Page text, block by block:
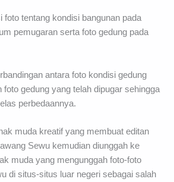
foto tentang kondisi bangunan pada
pemugaran serta foto gedung pada
antara foto kondisi gedung
foto gedung yang telah dipugar sehingga
perbedaannya.
muda kreatif yang membuat editan
Sewu kemudian diunggah ke
muda yang mengunggah foto-foto
di situs-situs luar negeri sebagai salah